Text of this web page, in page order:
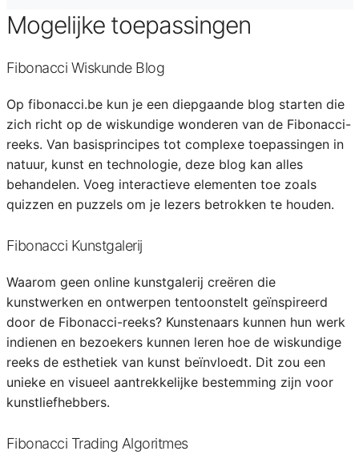
Mogelijke toepassingen
Fibonacci Wiskunde Blog
Op fibonacci.be kun je een diepgaande blog starten die
zich richt op de wiskundige wonderen van de Fibonacci-
reeks. Van basisprincipes tot complexe toepassingen in
natuur, kunst en technologie, deze blog kan alles
behandelen. Voeg interactieve elementen toe zoals
quizzen en puzzels om je lezers betrokken te houden.
Fibonacci Kunstgalerij
Waarom geen online kunstgalerij creëren die
kunstwerken en ontwerpen tentoonstelt geïnspireerd
door de Fibonacci-reeks? Kunstenaars kunnen hun werk
indienen en bezoekers kunnen leren hoe de wiskundige
reeks de esthetiek van kunst beïnvloedt. Dit zou een
unieke en visueel aantrekkelijke bestemming zijn voor
kunstliefhebbers.
Fibonacci Trading Algoritmes